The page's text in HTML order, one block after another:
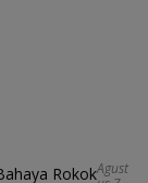
Agust